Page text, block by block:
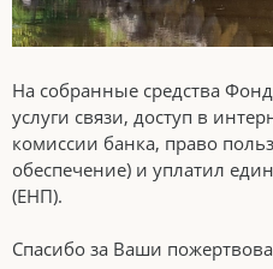
На собранные средства
услуги связи, доступ в
комиссии банка, право
обеспечение) и уплатил
(ЕНП).
Спасибо за Ваши